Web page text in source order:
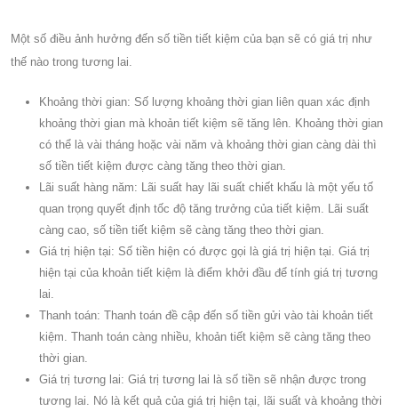
Một số điều ảnh hưởng đến số tiền tiết kiệm của bạn sẽ có giá trị như
thế nào trong tương lai.
Khoảng thời gian: Số lượng khoảng thời gian liên quan xác định
khoảng thời gian mà khoản tiết kiệm sẽ tăng lên. Khoảng thời gian
có thể là vài tháng hoặc vài năm và khoảng thời gian càng dài thì
số tiền tiết kiệm được càng tăng theo thời gian.
Lãi suất hàng năm: Lãi suất hay lãi suất chiết khấu là một yếu tố
quan trọng quyết định tốc độ tăng trưởng của tiết kiệm. Lãi suất
càng cao, số tiền tiết kiệm sẽ càng tăng theo thời gian.
Giá trị hiện tại: Số tiền hiện có được gọi là giá trị hiện tại. Giá trị
hiện tại của khoản tiết kiệm là điểm khởi đầu để tính giá trị tương
lai.
Thanh toán: Thanh toán đề cập đến số tiền gửi vào tài khoản tiết
kiệm. Thanh toán càng nhiều, khoản tiết kiệm sẽ càng tăng theo
thời gian.
Giá trị tương lai: Giá trị tương lai là số tiền sẽ nhận được trong
tương lai. Nó là kết quả của giá trị hiện tại, lãi suất và khoảng thời